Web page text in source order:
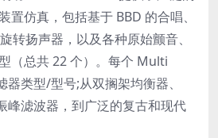
置仿真，包括基于 BBD 的合唱、
转扬声器，以及各种原始颤音、
（总共 22 个）。每个 Multi
类型/型号;从双搁架均衡器、
峰滤波器，到广泛的复古和现代